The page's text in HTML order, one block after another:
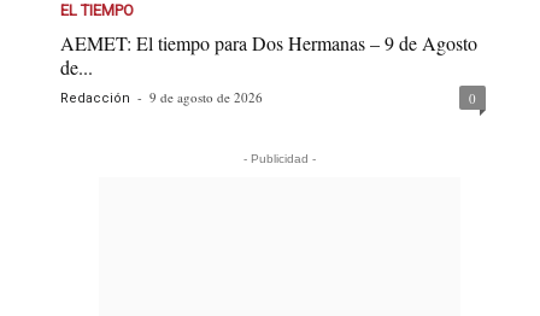
EL TIEMPO
AEMET: El tiempo para Dos Hermanas – 9 de Agosto
de...
Redacción - 9 de agosto de 2026 0
- Publicidad -